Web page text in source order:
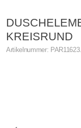
KREISRUND
Artikelnummer: